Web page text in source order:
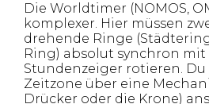
Die Worldtimer (NOMOS,
komplexer. Hier müssen
drehende Ringe
Ring) absolut synchron
Stundenzeiger rotieren. Du
Zeitzone über eine
Drücker oder die Krone)